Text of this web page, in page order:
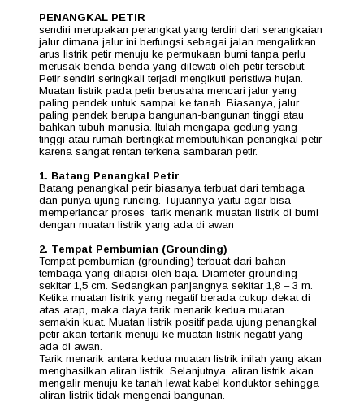
PENANGKAL PETIR
sendiri merupakan perangkat yang terdiri dari serangkaian
jalur dimana jalur ini berfungsi sebagai jalan mengalirkan
arus listrik petir menuju ke permukaan bumi tanpa perlu
merusak benda-benda yang dilewati oleh petir tersebut.
Petir sendiri seringkali terjadi mengikuti peristiwa hujan.
Muatan listrik pada petir berusaha mencari jalur yang
paling pendek untuk sampai ke tanah. Biasanya, jalur
paling pendek berupa bangunan-bangunan tinggi atau
bahkan tubuh manusia. Itulah mengapa gedung yang
tinggi atau rumah bertingkat membutuhkan penangkal petir
karena sangat rentan terkena sambaran petir.
1. Batang Penangkal Petir
Batang penangkal petir biasanya terbuat dari tembaga
dan punya ujung runcing. Tujuannya yaitu agar bisa
memperlancar proses tarik menarik muatan listrik di bumi
dengan muatan listrik yang ada di awan
2. Tempat Pembumian (Grounding)
Tempat pembumian (grounding) terbuat dari bahan
tembaga yang dilapisi oleh baja. Diameter grounding
sekitar 1,5 cm. Sedangkan panjangnya sekitar 1,8 – 3 m.
Ketika muatan listrik yang negatif berada cukup dekat di
atas atap, maka daya tarik menarik kedua muatan
semakin kuat. Muatan listrik positif pada ujung penangkal
petir akan tertarik menuju ke muatan listrik negatif yang
ada di awan.
Tarik menarik antara kedua muatan listrik inilah yang akan
menghasilkan aliran listrik. Selanjutnya, aliran listrik akan
mengalir menuju ke tanah lewat kabel konduktor sehingga
aliran listrik tidak mengenai bangunan.